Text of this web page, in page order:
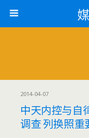
2014-04-07
中天内控与自
调查 列换照重